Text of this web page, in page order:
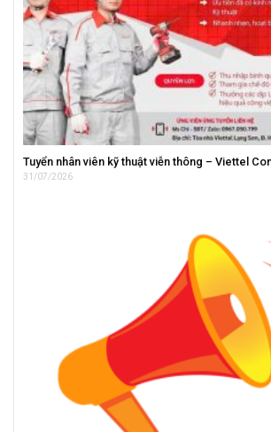
Tuyển nhân viên kỹ thuật viễn thông – Viettel
31/07/2026